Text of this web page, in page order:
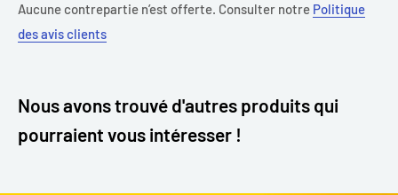
Aucune contrepartie n’est offerte. Consulter notre Politique
des avis clients
Nous avons trouvé d'autres produits qui
pourraient vous intéresser !